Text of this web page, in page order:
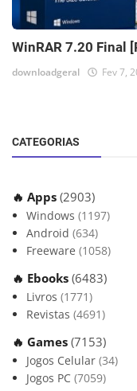
WinRAR 7.20 Final
downloadgeral Fev 7,
CATEGORIAS
🔥 Apps (2903)
Windows (1197)
Android (634)
Freeware (1058)
🔥 Ebooks (6483)
Livros (1771)
Revistas (4691)
🔥 Games (7153)
Jogos Celular (34)
Jogos PC (7059)